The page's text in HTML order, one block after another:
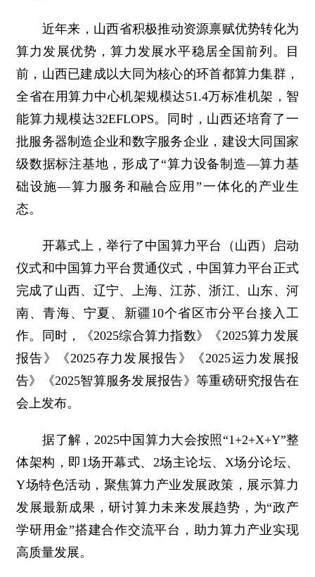
近年来，山西省积极推动资源禀赋优势转化为
算力发展优势，算力发展水平稳居全国前列。目
前，山西已建成以大同为核心的环首都算力集群，
全省在用算力中心机架规模达51.4万标准机架，智
能算力规模达32EFLOPS。同时，山西还培育了一
批服务器制造企业和数字服务企业，建设大同国家
级数据标注基地，形成了“算力设备制造—算力基
础设施—算力服务和融合应用”一体化的产业生
态。
开幕式上，举行了中国算力平台（山西）启动
仪式和中国算力平台贯通仪式，中国算力平台正式
完成了山西、辽宁、上海、江苏、浙江、山东、河
南、青海、宁夏、新疆10个省区市分平台接入工
作。同时，《2025综合算力指数》《2025算力发展
报告》《2025存力发展报告》《2025运力发展报
告》《2025智算服务发展报告》等重磅研究报告在
会上发布。
据了解，2025中国算力大会按照“1+2+X+Y”整
体架构，即1场开幕式、2场主论坛、X场分论坛、
Y场特色活动，聚焦算力产业发展政策，展示算力
发展最新成果，研讨算力未来发展趋势，为“政产
学研用金”搭建合作交流平台，助力算力产业实现
高质量发展。